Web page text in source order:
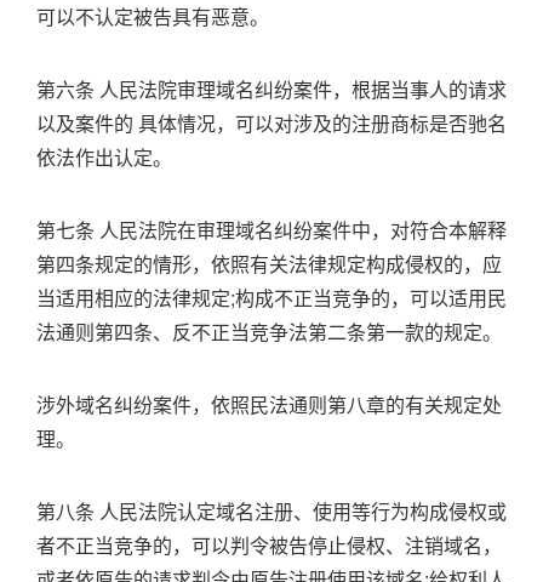
可以不认定被告具有恶意。
第六条 人民法院审理域名纠纷案件，根据当事人的请求
以及案件的 具体情况，可以对涉及的注册商标是否驰名
依法作出认定。
第七条 人民法院在审理域名纠纷案件中，对符合本解释
第四条规定的情形，依照有关法律规定构成侵权的，应
当适用相应的法律规定;构成不正当竞争的，可以适用民
法通则第四条、反不正当竞争法第二条第一款的规定。
涉外域名纠纷案件，依照民法通则第八章的有关规定处
理。
第八条 人民法院认定域名注册、使用等行为构成侵权或
者不正当竞争的，可以判令被告停止侵权、注销域名，